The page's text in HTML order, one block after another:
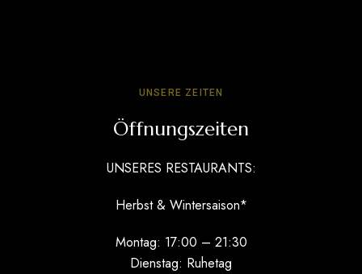
UNSERE ZEITEN
Öffnungszeiten
UNSERES RESTAURANTS:
Herbst & Wintersaison*
Montag: 17:00 – 21:30
Dienstag: Ruhetag